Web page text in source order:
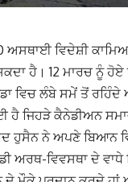
ਅਸਥਾਈ ਵਿਦੇਸ਼ੀ
ਹੈ। 12 ਮਾਰਚ ਨੂੰ
ਵਿਚ ਲੰਬੇ ਸਮੇਂ ਤੋਂ
ਹੈ ਜਿਹੜੇ ਕੈਨੇਡੀਅਨ
ਹੁਸੈਨ ਨੇ ਅਪਣੇ ਬਿਆਨ
ਅਰਥ-ਵਿਵਸਥਾ ਦੇ